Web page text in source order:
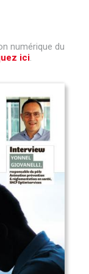
numérique du
ici.